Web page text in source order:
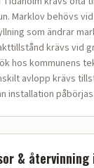
Marklov behövs
som ändrar
krävs vid
hos kommunens
avlopp krävs
installation
& återvinning